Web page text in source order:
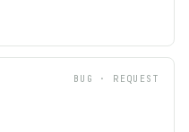
BUG · REQUEST